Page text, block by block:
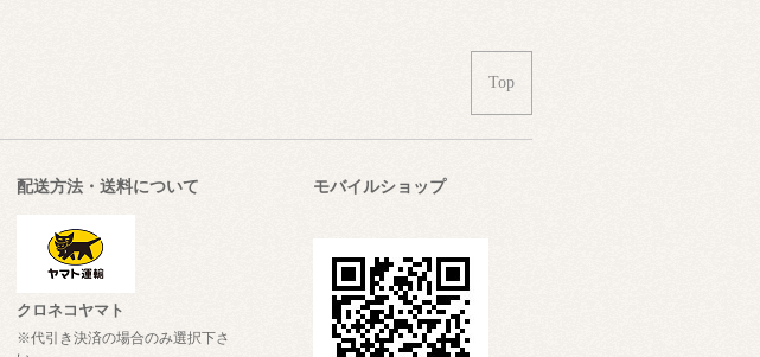
Top
配送方法・送料について
クロネコヤマト
※代引き決済の場合のみ選択下さ
モバイルショップ